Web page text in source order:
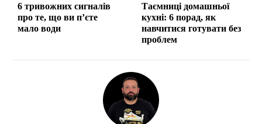
6 тривожних сигналів
про те, що ви п’єте
мало води
Таємниці домашньої
кухні: 6 порад, як
навчитися готувати без
проблем